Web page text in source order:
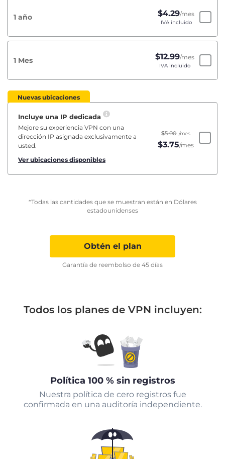
1 año $4.29/mes
IVA incluido
1 Mes $12.99/mes
IVA incluido
Nuevas ubicaciones
Incluye una IP dedicada
Mejore su experiencia VPN con una
dirección IP asignada exclusivamente a
usted.
Ver ubicaciones disponibles
$5.00 /mes
$3.75/mes
*Todas las cantidades que se muestran están en Dólares
estadounidenses
Obtén el plan
Garantía de reembolso de 45 días
Todos los planes de VPN incluyen:
Política 100 % sin registros
Nuestra política de cero registros fue
confirmada en una auditoría independiente.